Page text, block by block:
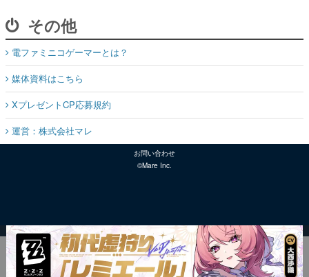
その他
電ファミニコゲーマーとは？
媒体資料はこちら
XプレゼントCP応募規約
運営：株式会社マレ
お問い合わせ
©Mare Inc.